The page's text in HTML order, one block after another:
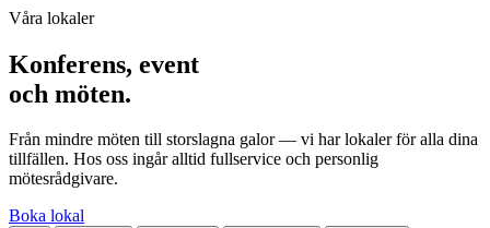
Våra lokaler
Konferens, event
och möten.
Från mindre möten till storslagna galor — vi har lokaler för alla dina
tillfällen. Hos oss ingår alltid fullservice och personlig
mötesrådgivare.
Boka lokal